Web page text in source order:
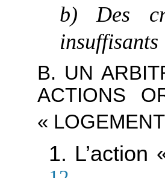
b) Des
insuffisants
B. UN
ACTIONS
«
1. L’action